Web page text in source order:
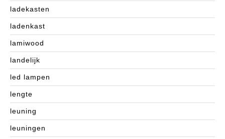
ladekasten
ladenkast
lamiwood
landelijk
led lampen
lengte
leuning
leuningen